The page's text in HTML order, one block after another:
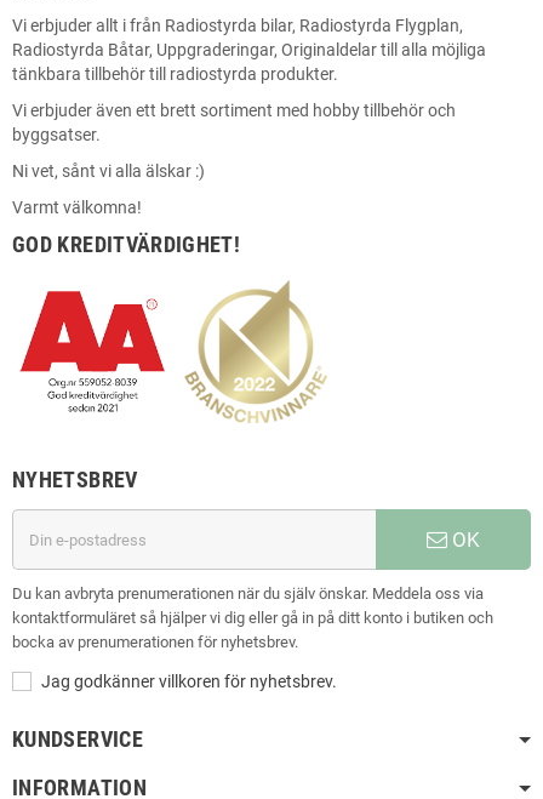
Vi erbjuder allt i från Radiostyrda bilar, Radiostyrda Flygplan,
Radiostyrda Båtar, Uppgraderingar, Originaldelar till alla möjliga
tänkbara tillbehör till radiostyrda produkter.
Vi erbjuder även ett brett sortiment med hobby tillbehör och
byggsatser.
Ni vet, sånt vi alla älskar :)
Varmt välkomna!
GOD KREDITVÄRDIGHET!
NYHETSBREV
OK
Du kan avbryta prenumerationen när du själv önskar. Meddela oss via
kontaktformuläret så hjälper vi dig eller gå in på ditt konto i butiken och
bocka av prenumerationen för nyhetsbrev.
Jag godkänner villkoren för nyhetsbrev.
KUNDSERVICE
INFORMATION